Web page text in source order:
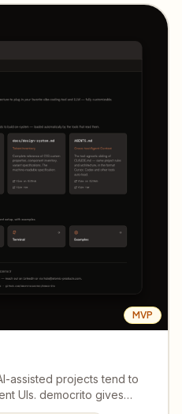
MVP
assisted projects tend to
UIs. democrito gives
to ship interfaces with